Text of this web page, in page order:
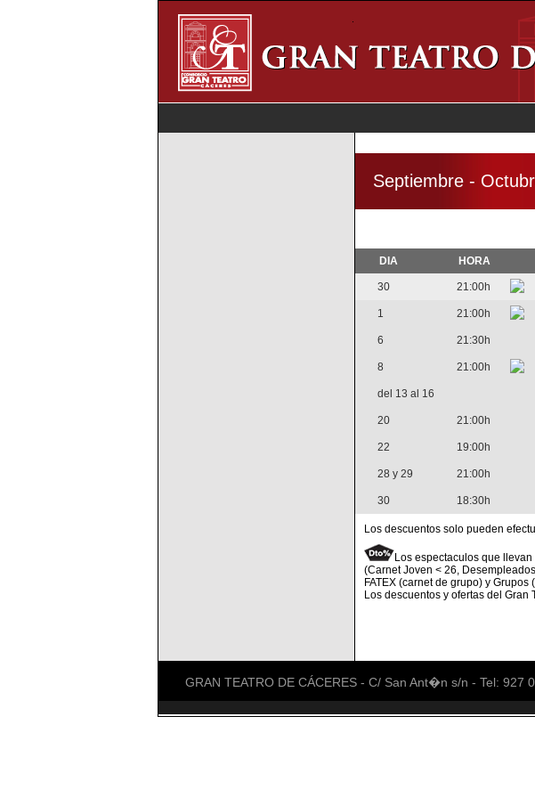
Septiembre -
DIA HORA
30 21:00h
1 21:00h
6 21:30h
8 21:00h
del 13 al 16
20 21:00h
22 19:00h
28 y 29 21:00h
30 18:30h
Los descuentos solo pueden
Los espectaculos que
(Carnet Joven < 26,
FATEX (carnet de grupo) y Grupos
Los descuentos y ofertas del Gran
GRAN TEATRO DE CÁCERES - C/ San Ant�n s/n - Tel: 927